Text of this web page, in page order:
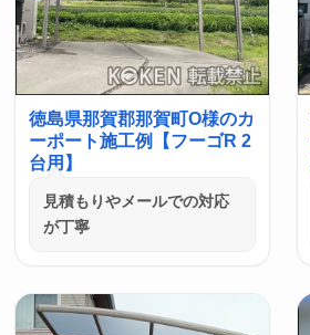
徳島県那賀郡那賀町O様のカ
ーポート施工例【フーゴR 2
台用】
見積もりやメールでの対応
が丁寧